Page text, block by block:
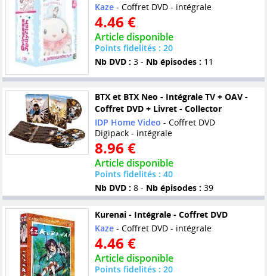
Kaze- Coffret DVD - intégrale
4.46 €
Article disponible
Points fidelités : 20
Nb DVD : 3 - Nb épisodes : 11
BTX et BTX Neo - Intégrale TV + OAV -
Coffret DVD + Livret - Collector
IDP Home Video - Coffret DVD
Digipack - intégrale
8.96 €
Article disponible
Points fidelités : 40
Nb DVD : 8 - Nb épisodes : 39
Kurenai - Intégrale - Coffret DVD
Kaze- Coffret DVD - intégrale
4.46 €
Article disponible
Points fidelités : 20